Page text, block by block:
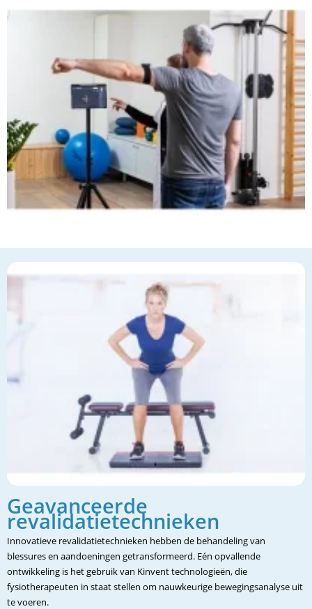
Geavanceerde
revalidatietechnieken
Innovatieve revalidatietechnieken hebben de behandeling van
blessures en aandoeningen getransformeerd. Eén opvallende
ontwikkeling is het gebruik van Kinvent technologieën, die
fysiotherapeuten in staat stellen om nauwkeurige bewegingsanalyse uit
te voeren.